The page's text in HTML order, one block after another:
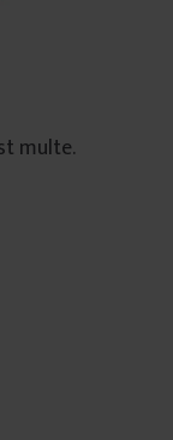
multe.